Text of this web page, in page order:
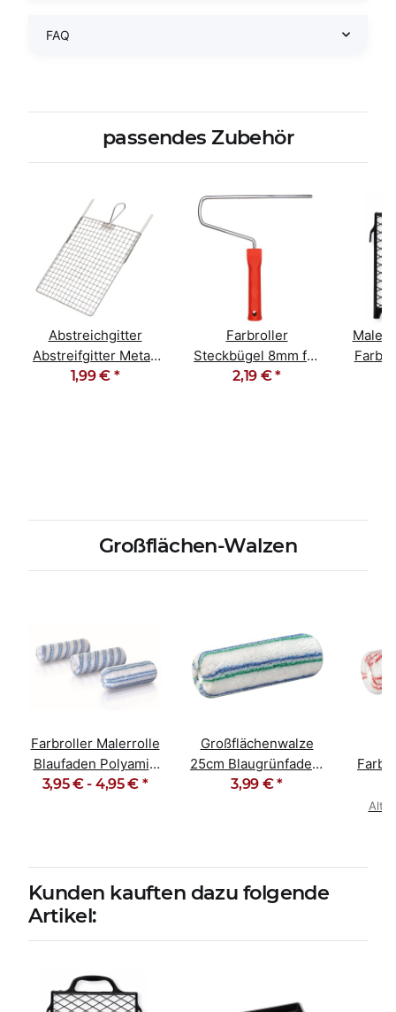
FAQ
passendes Zubehör
Abstreichgitter
Abstreifgitter Metall
26cm x 30cm
1,99 € *
Farbroller
Steckbügel 8mm für
25-27cm Farbwalzen
2,19 €*
Maler
Großflächen-Walzen
Farbroller Malerrolle
Blaufaden Polyamid
12mm Florhöhe
3,95 € - 4,95 € *
Großflächenwalze
25cm Blaugrünfaden,
Polyacryl gewebt
3,99 €*
Kunden kauften dazu folgende
Artikel: